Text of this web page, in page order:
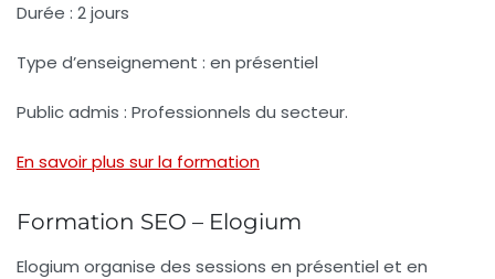
Durée : 2 jours
Type d’enseignement : en présentiel
Public admis : Professionnels du secteur.
En savoir plus sur la formation
Formation SEO – Elogium
Elogium organise des sessions en présentiel et en